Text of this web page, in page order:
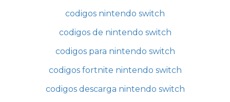
codigos nintendo switch
codigos de nintendo switch
codigos para nintendo switch
codigos fortnite nintendo switch
codigos descarga nintendo switch